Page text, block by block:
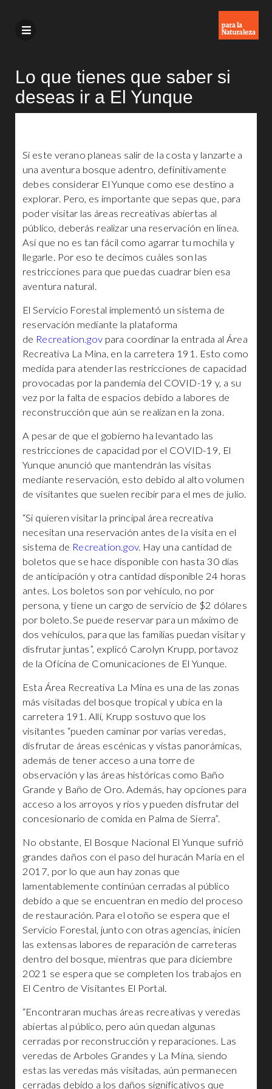
Lo que tienes que saber si
deseas ir a El Yunque
Si este verano planeas salir de la costa y lanzarte a
una aventura bosque adentro, definitivamente
debes considerar El Yunque como ese destino a
explorar. Pero, es importante que sepas que, para
poder visitar las áreas recreativas abiertas al
público, deberás realizar una reservación en línea.
Así que no es tan fácil como agarrar tu mochila y
llegarle. Por eso te decimos cuáles son las
restricciones para que puedas cuadrar bien esa
aventura natural.
El Servicio Forestal implementó un sistema de
reservación mediante la plataforma
de Recreation.govpara coordinar la entrada al Área
Recreativa La Mina, en la carretera 191. Esto como
medida para atender las restricciones de capacidad
provocadas por la pandemia del COVID-19 y, a su
vez por la falta de espacios debido a labores de
reconstrucción que aún se realizan en la zona.
A pesar de que el gobierno ha levantado las
restricciones de capacidad por el COVID-19, El
Yunque anunció que mantendrán las visitas
mediante reservación, esto debido al alto volumen
de visitantes que suelen recibir para el mes de julio.
“Si quieren visitar la principal área recreativa
necesitan una reservación antes de la visita en el
sistema de Recreation.gov. Hay una cantidad de
boletos que se hace disponible con hasta 30 días
de anticipación y otra cantidad disponible 24 horas
antes. Los boletos son por vehículo, no por
persona, y tiene un cargo de servicio de $2 dólares
por boleto. Se puede reservar para un máximo de
dos vehículos, para que las familias puedan visitar y
disfrutar juntas”, explicó Carolyn Krupp, portavoz
de la Oficina de Comunicaciones de El Yunque.
Esta Área Recreativa La Mina es una de las zonas
más visitadas del bosque tropical y ubica en la
carretera 191. Allí, Krupp sostuvo que los
visitantes “pueden caminar por varias veredas,
disfrutar de áreas escénicas y vistas panorámicas,
además de tener acceso a una torre de
observación y las áreas históricas como Baño
Grande y Baño de Oro. Además, hay opciones para
acceso a los arroyos y ríos y pueden disfrutar del
concesionario de comida en Palma de Sierra”.
No obstante, El Bosque Nacional El Yunque sufrió
grandes daños con el paso del huracán María en el
2017, por lo que aun hay zonas que
lamentablemente continúan cerradas al público
debido a que se encuentran en medio del proceso
de restauración. Para el otoño se espera que el
Servicio Forestal, junto con otras agencias, inicien
las extensas labores de reparación de carreteras
dentro del bosque, mientras que para diciembre
2021 se espera que se completen los trabajos en
El Centro de Visitantes El Portal.
“Encontraran muchas áreas recreativas y veredas
abiertas al público, pero aún quedan algunas
cerradas por reconstrucción y reparaciones. Las
veredas de Arboles Grandes y La Mina, siendo
estas las veredas más visitadas, aún permanecen
cerradas debido a los daños significativos que